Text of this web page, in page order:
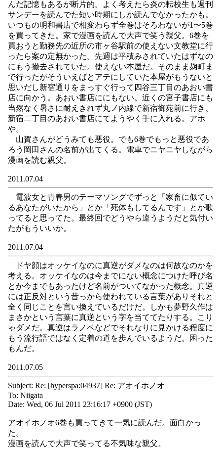
んだ記憶もあるが断片的。よく考えたら炎の転校生も週刊
サンデーを読んでた短い時期にしか読んでなかったかも。
いつもの明和書店で相変わらず全巻はそろわないが1〜5巻
を買ってきた。家で漫画を読んで大声で笑う親父。6巻を
買おうと勤務先の近所の市ヶ谷駅前の使えない文教堂に行
ったら案の定無かった。先週は平積みされていたはずなの
にもう撤去されていた。使えない本屋だ。そのまま麹町ま
で行ったがそういえばとアテにしていた本屋がもうないと
思いだし新宿通りをまっすぐ行って四谷三丁目のあおい書
店に向かう。あおい書店ににもない。近くの宮子書店にも
当然なく暑さに耐えきれず丸ノ内線で新宿御苑前に行き、
新宿二丁目のあおい書店にてようやく手に入れる。アホ
や。
山賀さんがどうみても悪役。でも6巻でもっと悪役であ
ろう岡田さんの名前が出てくる。電車でニヤニヤしながら
漫画を読む親父。
2011.07.04
電波女と青春男のテーマソングでずっと「家畜に似てい
るあなたがいたから」とか「死体もしてるんです」とか歌
ってると思ってた。最終回でどうやら違うようだと気付い
たがもういいか。
2011.07.04
ドヤ顔はオッケイなのに真逆がダメなのは何故なのかを
考える。オッケイなのは今までにない概念につけた呼び名
とか今までもあったけど名前がついてなかった概念。真逆
には正反対という昔っから使われている言葉がありそれと
全く同じことを言い換えているだけだ。しかも夢野久作は
まさかという言葉に真逆という字を当ててたりする。こり
ゃダメだ。真逆はラノベなどでそれなりに見かける程度に
もう流行語ではなく定着の道を歩んでいるようだ。困った
もんだ。
2011.07.05
Subject: Re: [hyperspa:04937] Re: アオイホノオ
To: Niigata
Date: Wed, 06 Jul 2011 23:16:17 +0900 (JST)
アオイホノオ6巻も買ってきて一気に読んだ。面白かっ
た。
漫画を読んで大声で笑ってる不気味な親父。